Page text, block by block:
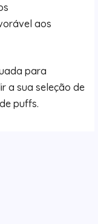
aos
para
a sua seleção de
puffs.